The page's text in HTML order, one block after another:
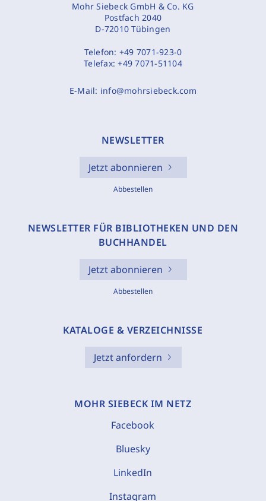
Mohr Siebeck GmbH & Co. KG
Postfach 2040
D-72010 Tübingen
Telefon: +49 7071-923-0
Telefax:+49 7071-51104
E-Mail: info@mohrsiebeck.com
NEWSLETTER
Jetzt abonnieren
Abbestellen
NEWSLETTER FÜR BIBLIOTHEKEN UND DEN
BUCHHANDEL
Jetzt abonnieren
Abbestellen
KATALOGE & VERZEICHNISSE
Jetzt anfordern
MOHR SIEBECK IM NETZ
Facebook
Bluesky
LinkedIn
Instagram